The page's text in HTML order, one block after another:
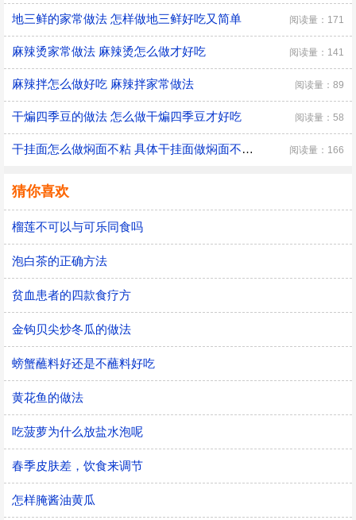
地三鲜的家常做法 怎样做地三鲜好吃又简单 阅读量：171
麻辣烫家常做法 麻辣烫怎么做才好吃 阅读量：141
麻辣拌怎么做好吃 麻辣拌家常做法 阅读量：89
干煸四季豆的做法 怎么做干煸四季豆才好吃 阅读量：58
干挂面怎么做焖面不粘 具体干挂面做焖面不粘的方法 阅读量：166
猜你喜欢
榴莲不可以与可乐同食吗
泡白茶的正确方法
贫血患者的四款食疗方
金钩贝尖炒冬瓜的做法
螃蟹蘸料好还是不蘸料好吃
黄花鱼的做法
吃菠萝为什么放盐水泡呢
春季皮肤差，饮食来调节
怎样腌酱油黄瓜